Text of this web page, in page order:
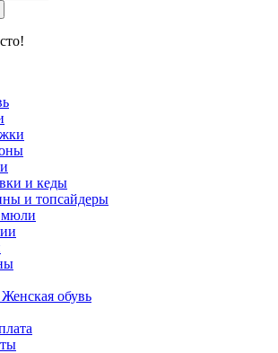
и кеды
и топсайдеры
мюли
обувь